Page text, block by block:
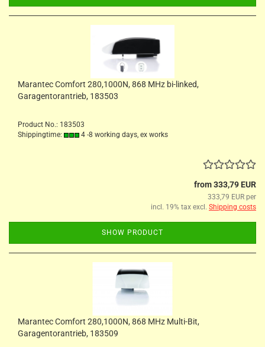
Marantec Comfort 280,1000N, 868 MHz bi-linked,
Garagentorantrieb, 183503
Product No.: 183503
Shippingtime:
4 -8 working days, ex works
from 333,79 EUR
333,79 EUR per
incl. 19% tax excl. Shipping costs
SHOW PRODUCT
Marantec Comfort 280,1000N, 868 MHz Multi-Bit,
Garagentorantrieb, 183509